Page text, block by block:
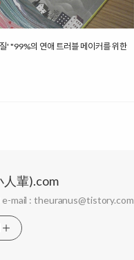
' "99%의 연애 트러블 메이커를 위한
人輩).com
mail : theuranus@tistory.com